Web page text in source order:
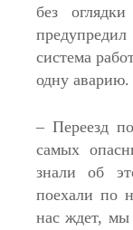
без
система
одну аварию.
– Переезд
самых
знали об
поехали по
нас ждет, мы